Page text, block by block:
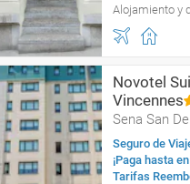
Alojamiento y
Novotel
Vincennes
Sena San
Seguro de
¡Paga hasta
Tarifas